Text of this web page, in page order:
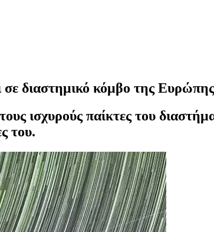
σε διαστημικό κόμβο της Ευρώπης
ισχυρούς παίκτες του
του.